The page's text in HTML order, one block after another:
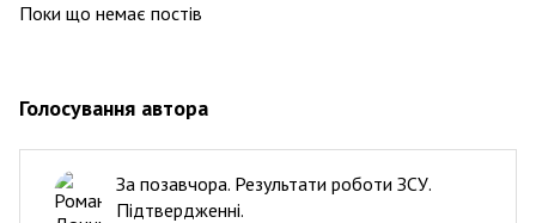
Поки що немає постів
Голосування автора
За позавчора. Результати роботи ЗСУ.
Підтвердженні.